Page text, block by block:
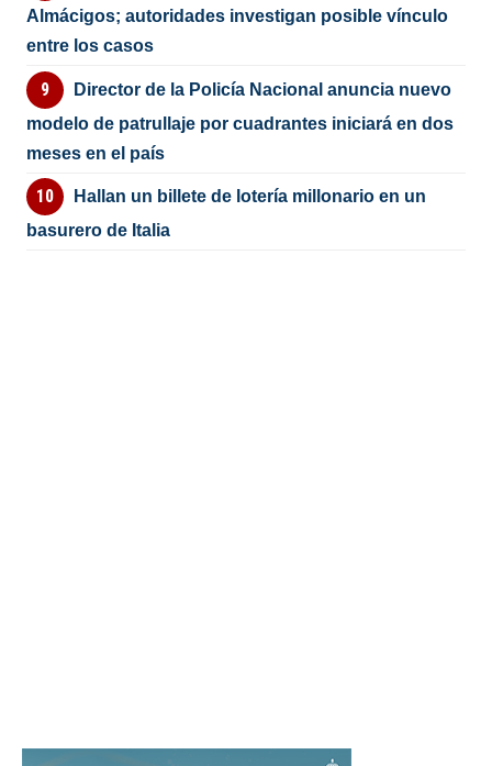
Almácigos; autoridades investigan posible vínculo
entre los casos
Director de la Policía Nacional anuncia nuevo
modelo de patrullaje por cuadrantes iniciará en dos
meses en el país
Hallan un billete de lotería millonario en un
basurero de Italia